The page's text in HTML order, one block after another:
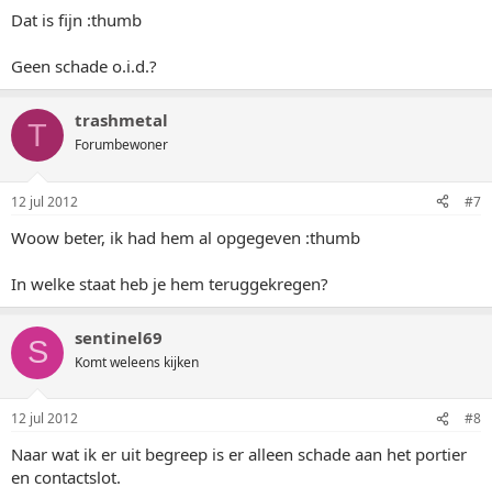
Dat is fijn :thumb
Geen schade o.i.d.?
T trashmetal
Forumbewoner
12 jul 2012 #7
Woow beter, ik had hem al opgegeven :thumb
In welke staat heb je hem teruggekregen?
S sentinel69
Komt weleens kijken
12 jul 2012 #8
Naar wat ik er uit begreep is er alleen schade aan het portier
en contactslot.